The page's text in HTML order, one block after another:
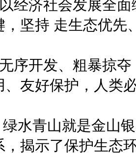
济社会发展全面
，坚持 走生态优先
开发、粗暴掠夺
、友好保护，人类
青山就是金山银
，揭示了保护生态